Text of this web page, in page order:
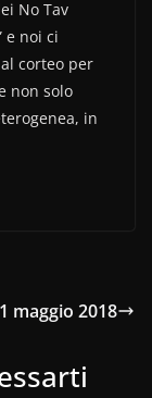
No Tav
e noi ci
corteo per
non solo
in
maggio 2018